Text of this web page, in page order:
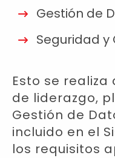
Gestión de
Seguridad y
Esto se
de liderazgo,
Gestión de
incluido en el
los requisitos